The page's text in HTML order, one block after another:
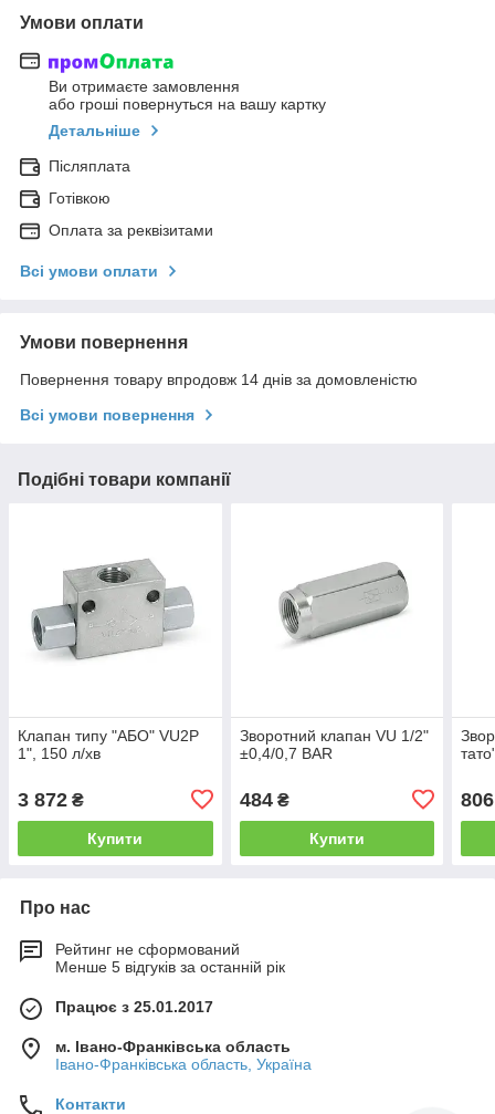
Умови оплати
Ви отримаєте замовлення
або гроші повернуться на вашу картку
Детальніше
Післяплата
Готівкою
Оплата за реквізитами
Всі умови оплати
Умови повернення
Повернення товару впродовж 14 днів за домовленістю
Всі умови повернення
Подібні товари компанії
Клапан типу "АБО" VU2P
1", 150 л/хв
3 872 ₴
Купити
Зворотний клапан VU 1/2"
±0,4/0,7 BAR
484₴
Купити
806
Про нас
Рейтинг не сформований
Менше 5 відгуків за останній рік
Працює з 25.01.2017
м. Івано-Франківська область
Івано-Франківська область, Україна
Контакти